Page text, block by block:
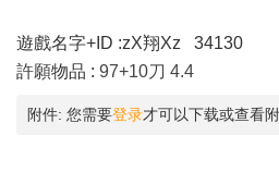
遊戲名字+ID :zX翔Xz 34130
許願物品 : 97+10刀 4.4
附件: 您需要登录才可以下载或查看